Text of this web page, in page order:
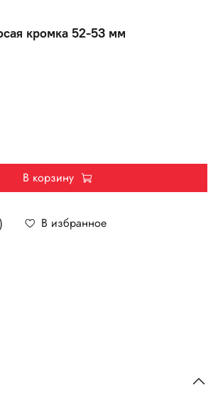
кромка 52-53 мм
В избранное
В корзину